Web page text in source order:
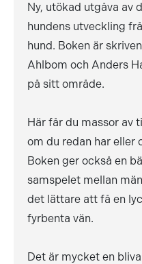
Ny, utökad utgåva av
hundens utveckling
hund. Boken är
Ahlbom och Anders
på sitt område.
Här får du massor av
om du redan har eller
Boken ger också en
samspelet mellan
det lättare att få en
fyrbenta vän.
Det är mycket en